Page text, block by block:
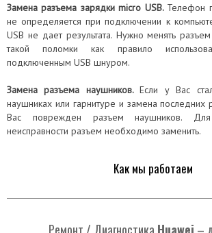
Замена разъема зарядки micro USB. Телефон
не определяется при подключении к
USB не дает результата. Нужно менять
такой поломки как правило
подключенным USB шнуром.
Замена разъема наушников.Если у Вас
наушниках или гарнитуре и замена последних
Вас поврежден разъем наушников. Для
неисправности разъем необходимо заменить.
Как мы работаем